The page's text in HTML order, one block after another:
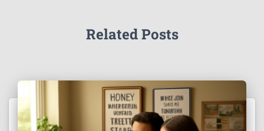
Related Posts